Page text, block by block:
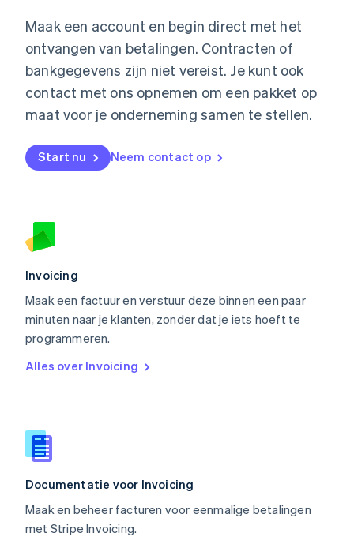
Maak een account en begin direct met het
ontvangen van betalingen. Contracten of
bankgegevens zijn niet vereist. Je kunt ook
contact met ons opnemen om een pakket op
maat voor je onderneming samen te stellen.
Start nu Neem contact op
Invoicing
Maak een factuur en verstuur deze binnen een paar
minuten naar je klanten, zonder dat je iets hoeft te
programmeren.
Alles over Invoicing
Documentatie voor Invoicing
Maak en beheer facturen voor eenmalige betalingen
met Stripe Invoicing.
English
Malta
English
Mexico
Nederland
NederlandsEnglish
English
Noorwegen
Polen
English
Português
English
Singapore
English简体中文
EnglishItaliano
Español
Thailand
Tsjechië
Vasteland van China
简体中文 English